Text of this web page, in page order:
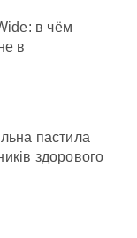
в чём
в
пастила
здорового